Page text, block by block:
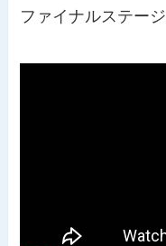
ファイナルステージ